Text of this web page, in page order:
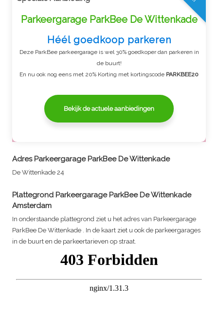
Parkeergarage ParkBee De Wittenkade
Héél goedkoop parkeren
Deze ParkBee parkeergarage is wel 30% goedkoper dan parkeren in
de buurt!
En nu ook nog eens met 20% Korting met kortingscode PARKBEE20
Bekijk de actuele aanbiedingen
Adres Parkeergarage ParkBee De Wittenkade
De Wittenkade 24
Plattegrond Parkeergarage ParkBee De Wittenkade
Amsterdam
In onderstaande plattegrond ziet u het adres van Parkeergarage
ParkBee De Wittenkade . In de kaart ziet u ook de parkeergarages
in de buurt en de parkeertarieven op straat.